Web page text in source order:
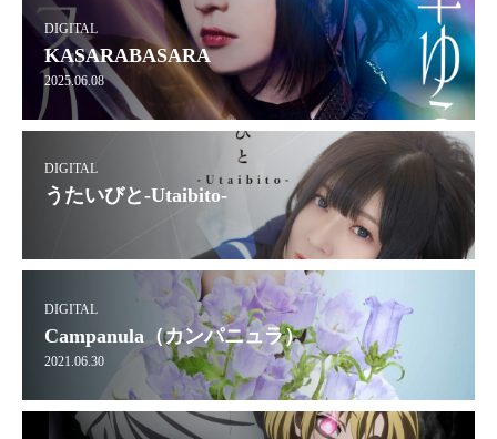
DIGITAL
KASARABASARA
2025.06.08
DIGITAL
うたいびと-Utaibito-
DIGITAL
Campanula（カンパニュラ）
2021.06.30